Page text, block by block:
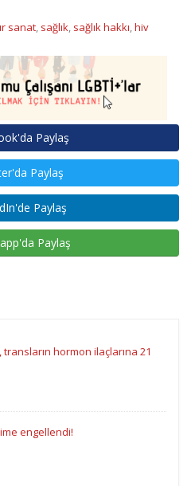
sanat, sağlık, sağlık hakkı,hiv
Paylaş
Paylaş
Paylaş
Paylaş
transların hormon ilaçlarına 21
engellendi!